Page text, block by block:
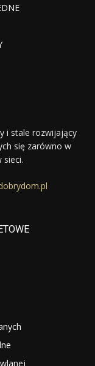
i stale rozwijający
się zarówno w
sieci.